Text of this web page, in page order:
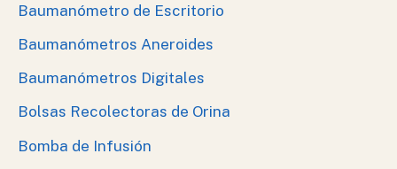
Baumanómetro de Escritorio
Baumanómetros Aneroides
Baumanómetros Digitales
Bolsas Recolectoras de Orina
Bomba de Infusión